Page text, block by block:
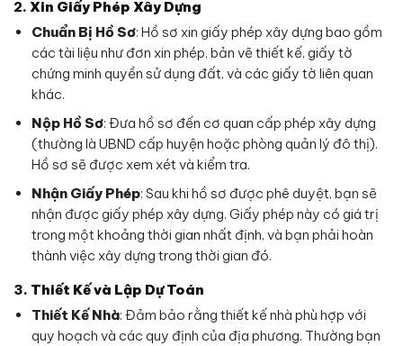
2. Xin Giấy Phép Xây Dựng
Chuẩn Bị Hồ Sơ: Hồ sơ xin giấy phép xây dựng bao gồm
các tài liệu như đơn xin phép, bản vẽ thiết kế, giấy tờ
chứng minh quyền sử dụng đất, và các giấy tờ liên quan
khác.
Nộp Hồ Sơ: Đưa hồ sơ đến cơ quan cấp phép xây dựng
(thường là UBND cấp huyện hoặc phòng quản lý đô thị).
Hồ sơ sẽ được xem xét và kiểm tra.
Nhận Giấy Phép: Sau khi hồ sơ được phê duyệt, bạn sẽ
nhận được giấy phép xây dựng. Giấy phép này có giá trị
trong một khoảng thời gian nhất định, và bạn phải hoàn
thành việc xây dựng trong thời gian đó.
3. Thiết Kế và Lập Dự Toán
Thiết Kế Nhà: Đảm bảo rằng thiết kế nhà phù hợp với
quy hoạch và các quy định của địa phương. Thường bạn